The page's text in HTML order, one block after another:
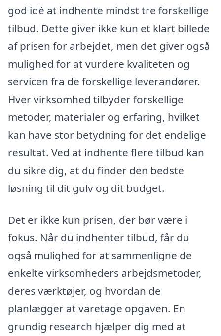
god idé at indhente mindst tre forskellige
tilbud. Dette giver ikke kun et klart billede
af prisen for arbejdet, men det giver også
mulighed for at vurdere kvaliteten og
servicen fra de forskellige leverandører.
Hver virksomhed tilbyder forskellige
metoder, materialer og erfaring, hvilket
kan have stor betydning for det endelige
resultat. Ved at indhente flere tilbud kan
du sikre dig, at du finder den bedste
løsning til dit gulv og dit budget.
Det er ikke kun prisen, der bør være i
fokus. Når du indhenter tilbud, får du
også mulighed for at sammenligne de
enkelte virksomheders arbejdsmetoder,
deres værktøjer, og hvordan de
planlægger at varetage opgaven. En
grundig research hjælper dig med at